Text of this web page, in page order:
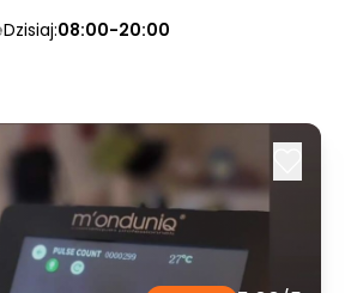
Dzisiaj:08:00-20:00